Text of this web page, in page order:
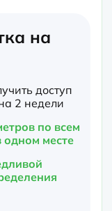
на
доступ
2 недели
по всем
одном месте